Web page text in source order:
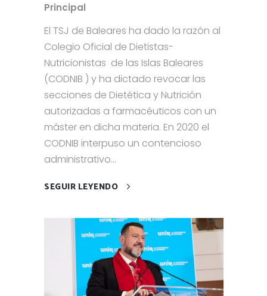
Principal
El TSJ de Baleares ha dado la razón al
Colegio Oficial de Dietistas-
Nutricionistas de las Islas Baleares
(CODNIB ) y ha dictado revocar las
secciones de Dietética y Nutrición
autorizadas a farmacéuticos con un
máster en dicha materia. En 2020 el
CODNIB interpuso un contencioso
administrativo...
SEGUIR LEYENDO